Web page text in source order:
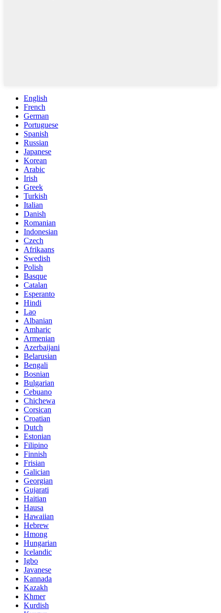
English
French
German
Portuguese
Spanish
Russian
Japanese
Korean
Arabic
Irish
Greek
Turkish
Italian
Danish
Romanian
Indonesian
Czech
Afrikaans
Swedish
Polish
Basque
Catalan
Esperanto
Hindi
Lao
Albanian
Amharic
Armenian
Azerbaijani
Belarusian
Bengali
Bosnian
Bulgarian
Cebuano
Chichewa
Corsican
Croatian
Dutch
Estonian
Filipino
Finnish
Frisian
Galician
Georgian
Gujarati
Haitian
Hausa
Hawaiian
Hebrew
Hmong
Hungarian
Icelandic
Igbo
Javanese
Kannada
Kazakh
Khmer
Kurdish